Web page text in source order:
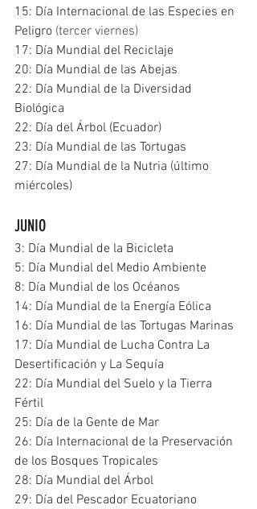
15: Día Internacional de las Especies en
Peligro (tercer viernes)
17: Día Mundial del Reciclaje
20: Día Mundial de las Abejas
22: Día Mundial de la Diversidad
Biológica
22: Día del Árbol (Ecuador)
23: Día Mundial de las Tortugas
27: Día Mundial de la Nutria (último
miércoles)
JUNIO
3: Día Mundial de la Bicicleta
5: Día Mundial del Medio Ambiente
8: Día Mundial de los Océanos
14: Día Mundial de la Energía Eólica
16: Día Mundial de las Tortugas Marinas
17: Día Mundial de Lucha Contra La
Desertificación y La Sequía
22: Día Mundial del Suelo y la Tierra
Fértil
25: Día de la Gente de Mar
26: Día Internacional de la Preservación
de los Bosques Tropicales
28: Día Mundial del Árbol
29: Día del Pescador Ecuatoriano